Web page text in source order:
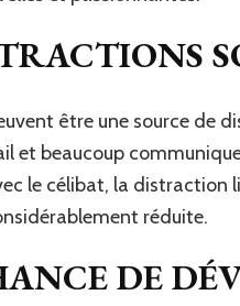
être une source de
et beaucoup
le célibat, la distraction
réduite.
DE